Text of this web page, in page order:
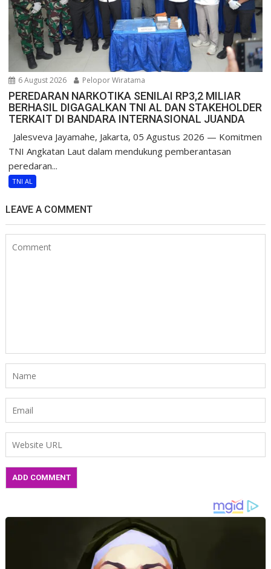
6 August 2026 Pelopor Wiratama
PEREDARAN NARKOTIKA SENILAI RP3,2 MILIAR
BERHASIL DIGAGALKAN TNI AL DAN STAKEHOLDER
TERKAIT DI BANDARA INTERNASIONAL JUANDA
Jalesveva Jayamahe, Jakarta, 05 Agustus 2026 — Komitmen
TNI Angkatan Laut dalam mendukung pemberantasan
peredaran...
TNI AL
LEAVE A COMMENT